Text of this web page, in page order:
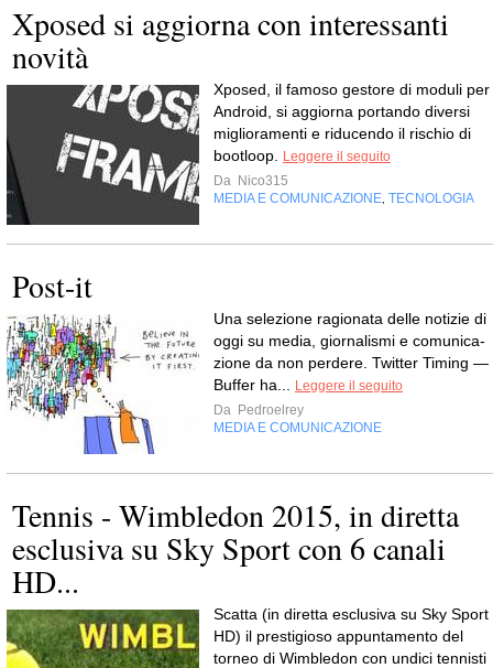
Xposed si aggiorna con interessanti
novità
Xposed, il famoso gestore di moduli per
Android, si aggiorna portando diversi
miglioramenti e riducendo il rischio di
bootloop.
Leggere il seguito
Da Nico315
MEDIA E COMUNICAZIONE TECNOLOGIA
Post-it
Una sele­zione ragio­nata delle noti­zie di
oggi su media, gior­na­li­smi e comu­ni­ca­
zione da non perdere. Twit­ter Timing —
Buf­fer ha...
Leggere il seguito
Da Pedroelrey
MEDIA E COMUNICAZIONE
Tennis - Wimbledon 2015, in diretta
esclusiva su Sky Sport con 6 canali
HD...
Scatta (in diretta esclusiva su Sky Sport
HD) il prestigioso appuntamento del
torneo di Wimbledon con undici tennisti